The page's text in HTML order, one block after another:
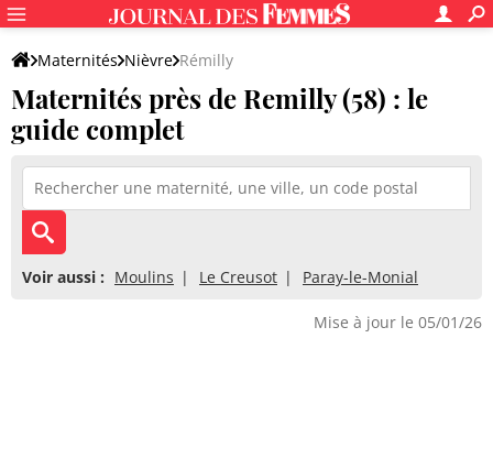
Maternités Nièvre Rémilly
Maternités près de Remilly (58) : le
guide complet
Voir aussi : Moulins Le Creusot Paray-le-Monial
Mise à jour le 05/01/26